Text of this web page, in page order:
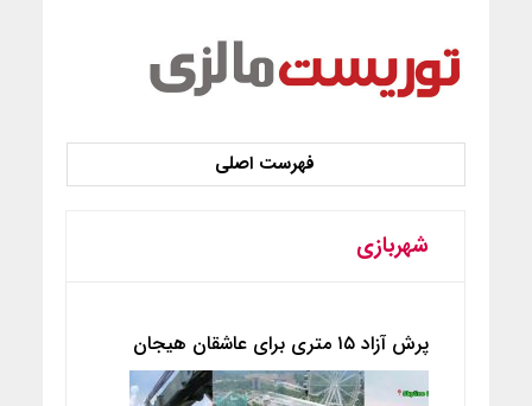
شهربازی
پرش آزاد ۱۵ متری برای عاشقان هیجان